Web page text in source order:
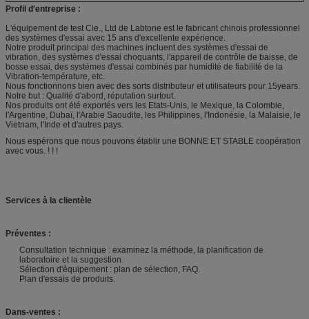
Profil d'entreprise :
L'équipement de test Cie., Ltd de Labtone est le fabricant chinois professionnel
des systèmes d'essai avec 15 ans d'excellente expérience.
Notre produit principal des machines incluent des systèmes d'essai de
vibration, des systèmes d'essai choquants, l'appareil de contrôle de baisse, de
bosse essai, des systèmes d'essai combinés par humidité de fiabilité de la
Vibration-température, etc.
Nous fonctionnons bien avec des sorts distributeur et utilisateurs pour 15years.
Notre but : Qualité d'abord, réputation surtout.
Nos produits ont été exportés vers les Etats-Unis, le Mexique, la Colombie,
l'Argentine, Dubaï, l'Arabie Saoudite, les Philippines, l'Indonésie, la Malaisie, le
Vietnam, l'Inde et d'autres pays.
Nous espérons que nous pouvons établir une BONNE ET STABLE coopération
avec vous. ! ! !
Services à la clientèle
Préventes :
Consultation technique : examinez la méthode, la planification de
laboratoire et la suggestion.
Sélection d'équipement : plan de sélection, FAQ.
Plan d'essais de produits.
Dans-ventes :